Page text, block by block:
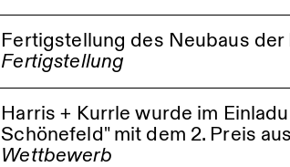
Harris + Kurrle wurde im städtebaulichen und
Suburbaner Logistikhub Stuttgart-Wangen mit
Fertigstellung des Neubaus
Fertigstellung
Harris + Kurrle wurde im
Schönefeld" mit dem 2. Preis
Wettbewerb